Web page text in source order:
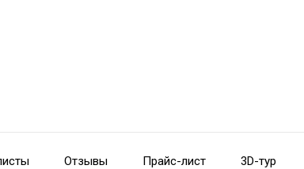
Отзывы Прайс-лист 3D-тур